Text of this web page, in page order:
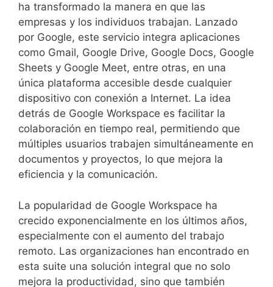
ha transformado la manera en que las
empresas y los individuos trabajan. Lanzado
por Google, este servicio integra aplicaciones
como Gmail, Google Drive, Google Docs, Google
Sheets y Google Meet, entre otras, en una
única plataforma accesible desde cualquier
dispositivo con conexión a Internet. La idea
detrás de Google Workspace es facilitar la
colaboración en tiempo real, permitiendo que
múltiples usuarios trabajen simultáneamente en
documentos y proyectos, lo que mejora la
eficiencia y la comunicación.
La popularidad de Google Workspace ha
crecido exponencialmente en los últimos años,
especialmente con el aumento del trabajo
remoto. Las organizaciones han encontrado en
esta suite una solución integral que no solo
mejora la productividad, sino que también